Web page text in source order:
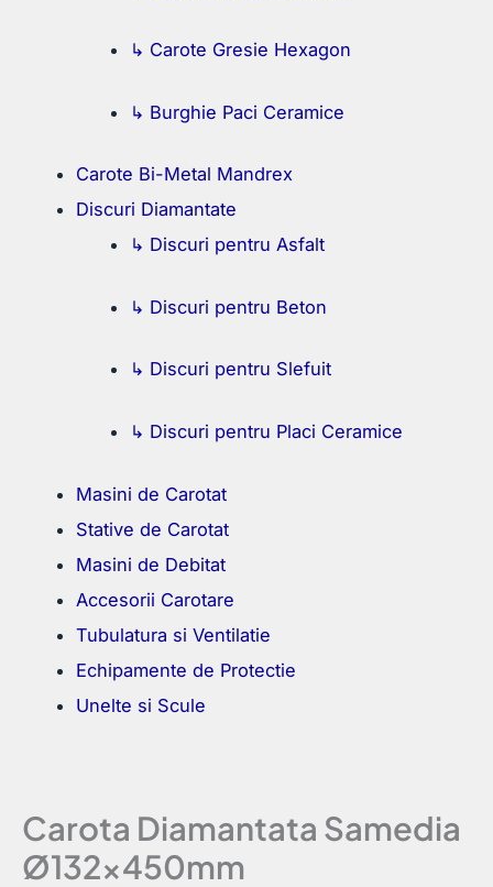
↳ Carote Gresie Hexagon
↳ Burghie Paci Ceramice
Carote Bi-Metal Mandrex
Discuri Diamantate
↳ Discuri pentru Asfalt
↳ Discuri pentru Beton
↳ Discuri pentru Slefuit
↳ Discuri pentru Placi Ceramice
Masini de Carotat
Stative de Carotat
Masini de Debitat
Accesorii Carotare
Tubulatura si Ventilatie
Echipamente de Protectie
Unelte si Scule
Carota Diamantata Samedia
Ø132x450mm